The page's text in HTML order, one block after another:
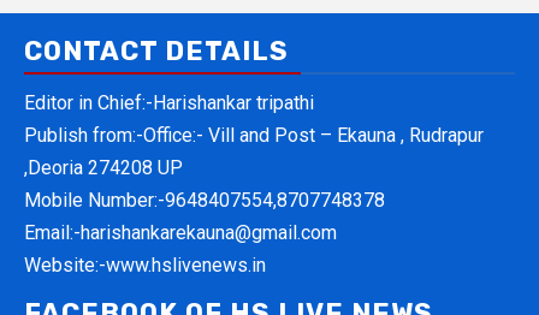
CONTACT DETAILS
Editor in Chief:-Harishankar tripathi
Publish from:-Office:- Vill and Post – Ekauna , Rudrapur
,Deoria 274208 UP
Mobile Number:-9648407554,8707748378
Email:-harishankarekauna@gmail.com
Website:-www.hslivenews.in